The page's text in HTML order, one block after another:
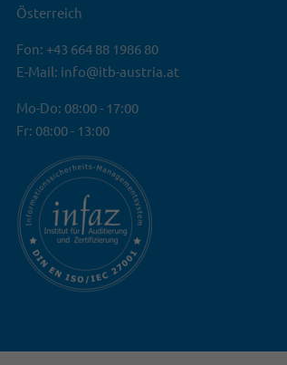
Österreich
Fon: +43 664 88 1986 80
E-Mail: info@itb-austria.at
Mo-Do: 08:00 - 17:00
Fr: 08:00 - 13:00